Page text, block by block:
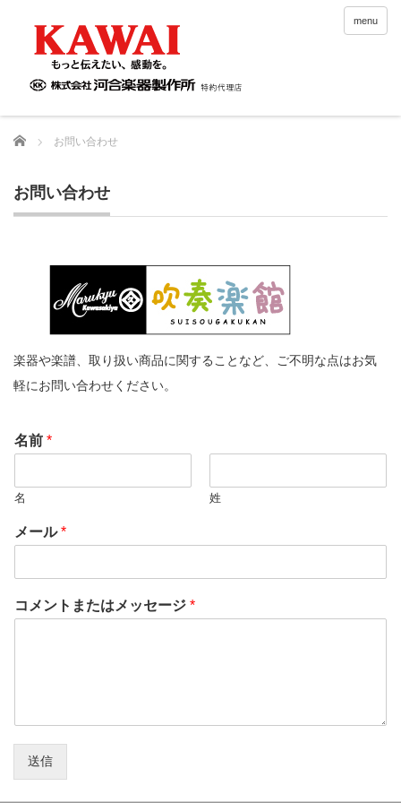
menu
Home お問い合わせ
お問い合わせ
楽器や楽譜、取り扱い商品に関することなど、ご不明な点はお気
軽にお問い合わせください。
名前 *
名 姓
メール*
コメントまたはメッセージ *
送信